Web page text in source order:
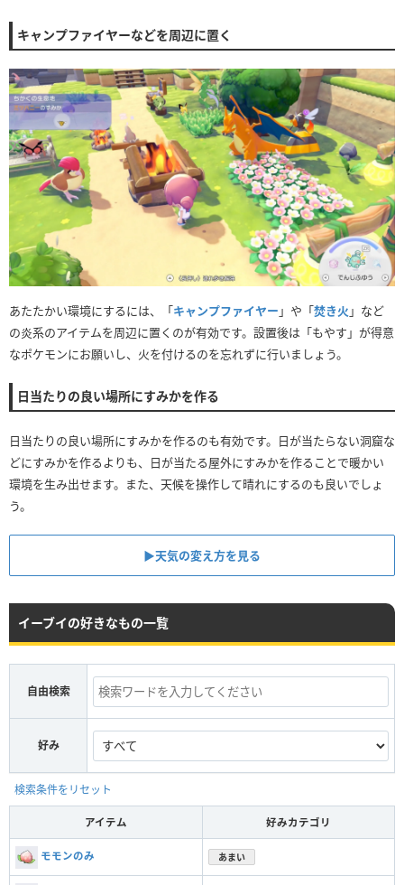
キャンプファイヤーなどを周辺に置く
あたたかい環境にするには、「キャンプファイヤー 」や「焚き火 」など
の炎系のアイテムを周辺に置くのが有効です。設置後は「もやす」が得意
なポケモンにお願いし、火を付けるのを忘れずに行いましょう。
日当たりの良い場所にすみかを作る
日当たりの良い場所にすみかを作るのも有効です。日が当たらない洞窟な
どにすみかを作るよりも、日が当たる屋外にすみかを作ることで暖かい
環境を生み出せます。また、天候を操作して晴れにするのも良いでしょ
う。
▶︎天気の変え方を見る
イーブイの好きなもの一覧
自由検索
好み
検索条件をリセット
アイテム 好みカテゴリ
モモンのみ あまい